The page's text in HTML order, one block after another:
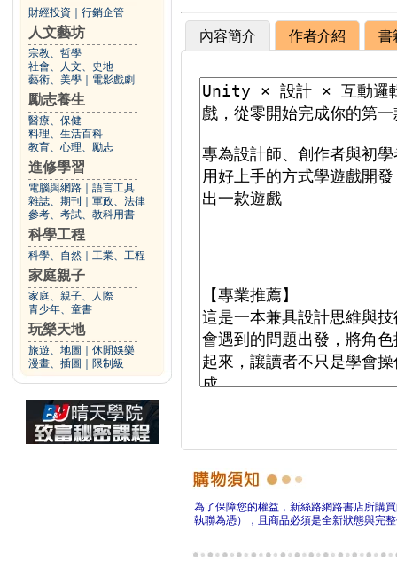
財經投資 行銷企管
人文藝坊
宗教、哲學
社會、人文、史地
藝術、美學
電影戲劇
勵志養生
醫療、保健
料理、生活百科
教育、心理、勵志
進修學習
電腦與網路
語言工具
雜誌、期刊
軍政、法律
參考、考試、教科用書
科學工程
科學、自然 工業、工程
家庭親子
家庭、親子、人際
青少年、童書
玩樂天地
旅遊、地圖
休閒娛樂
漫畫、插圖
限制級
內容簡介 作者介紹 書
為了保障您的權益，新絲路網路書店所購
執聯為憑），且商品必須是全新狀態與完